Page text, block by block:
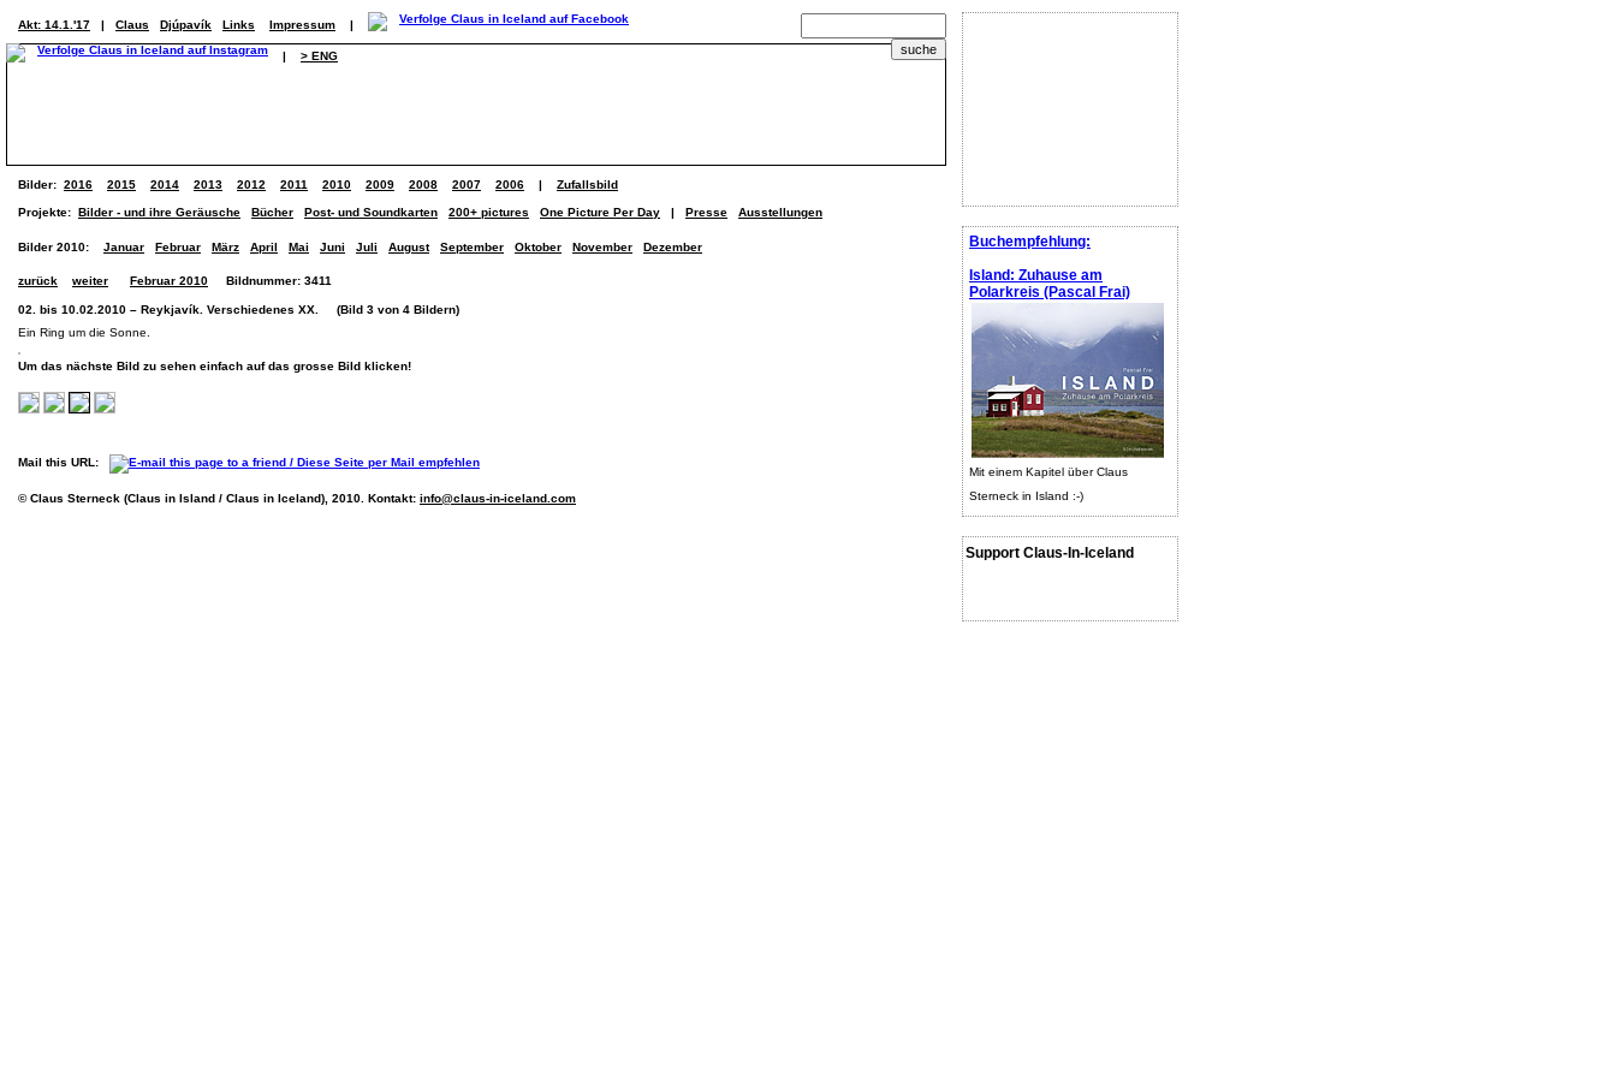
Buchempfehlung:
Island: Zuhause am
Polarkreis (Pascal Frai)
Mit einem Kapitel über Claus
Sterneck in Island :-)
Support Claus-In-Iceland
Akt: 14.1.'17 | Claus Djúpavík Links Impressum |
| > ENG
Bilder: 2016 2015 2014 2013 2012 2011 2010 2009 2008 2007 2006 | Zufallsbild
Projekte: Bilder - und ihre Geräusche Bücher Post- und Soundkarten 200+ pictures One Picture Per Day | Presse Ausstellungen
Bilder 2010: Januar Februar März April Mai Juni Juli August September Oktober November Dezember
zurück weiter Februar 2010 Bildnummer: 3411
02. bis 10.02.2010 – Reykjavík. Verschiedenes XX. (Bild 3 von 4 Bildern)
Ein Ring um die Sonne.
Um das nächste Bild zu sehen einfach auf das grosse Bild klicken!
Mail this URL:
© Claus Sterneck (Claus in Island / Claus in Iceland), 2010. Kontakt: info@claus-in-iceland.com